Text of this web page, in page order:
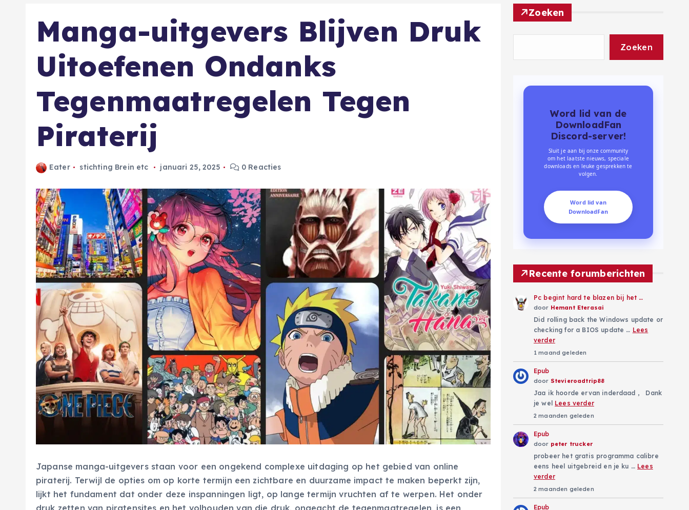
Manga-uitgevers Blijven Druk
Uitoefenen Ondanks
Tegenmaatregelen Tegen
Piraterij
Eater stichting Brein etc januari 25, 2025 0 Reacties
Japanse manga-uitgevers staan voor een ongekend complexe uitdaging op het gebied van online
piraterij. Terwijl de opties om op korte termijn een zichtbare en duurzame impact te maken beperkt zijn,
lijkt het fundament dat onder deze inspanningen ligt, op lange termijn vruchten af te werpen. Het onder
druk zetten van piratensites en het volhouden van die druk, ongeacht de tegenmaatregelen, is een
Zoeken
Zoeken
Word lid van de
DownloadFan
Discord-server!
Sluit je aan bij onze community
om het laatste nieuws, speciale
downloads en leuke gesprekken te
volgen.
Word lid van
DownloadFan
Recente forumberichten
Pc begint hard te blazen bij het …
door Hemant Eterasai
Did rolling back the Windows update or
checking for a BIOS update … Lees
verder
1 maand geleden
Epub
door Stevieroadtrip88
Jaa ik hoorde ervan inderdaad , Dank
je wel Lees verder
2 maanden geleden
Epub
door peter trucker
probeer het gratis programma calibre
eens heel uitgebreid en je ku … Lees
verder
2 maanden geleden
Epub